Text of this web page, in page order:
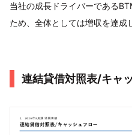
当社の成長ドライバーである
ため、全体としては増収を達成
連結貸借対照表/キャ